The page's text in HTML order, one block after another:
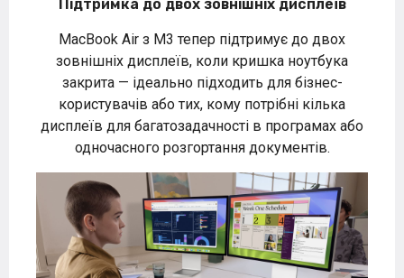
Підтримка до двох зовнішніх дисплеїв
MacBook Air з M3 тепер підтримує до двох
зовнішніх дисплеїв, коли кришка ноутбука
закрита — ідеально підходить для бізнес-
користувачів або тих, кому потрібні кілька
дисплеїв для багатозадачності в програмах або
одночасного розгортання документів.